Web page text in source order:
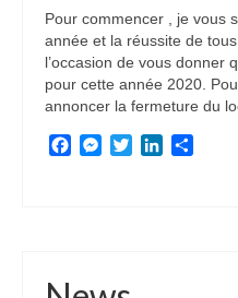
Pour commencer , je vous
année et la réussite de
l’occasion de vous donner
pour cette année 2020.
annoncer la fermeture du
Facebook
Messenger
TwitterLinkedIn